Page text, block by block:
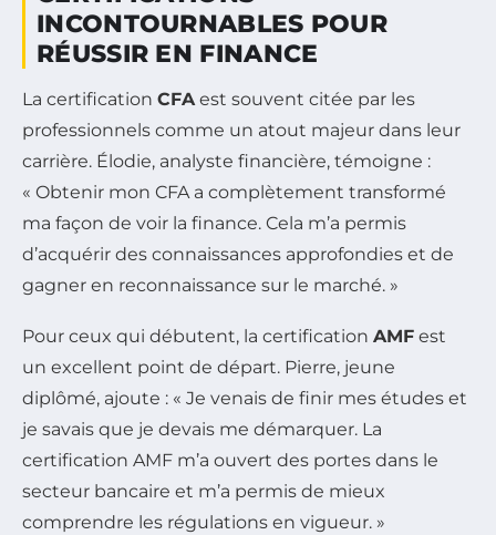
INCONTOURNABLES POUR
RÉUSSIR EN FINANCE
La certification CFAest souvent citée par les
professionnels comme un atout majeur dans leur
carrière. Élodie, analyste financière, témoigne :
« Obtenir mon CFA a complètement transformé
ma façon de voir la finance. Cela m’a permis
d’acquérir des connaissances approfondies et de
gagner en reconnaissance sur le marché. »
Pour ceux qui débutent, la certification AMF est
un excellent point de départ. Pierre, jeune
diplômé, ajoute : « Je venais de finir mes études et
je savais que je devais me démarquer. La
certification AMF m’a ouvert des portes dans le
secteur bancaire et m’a permis de mieux
comprendre les régulations en vigueur. »